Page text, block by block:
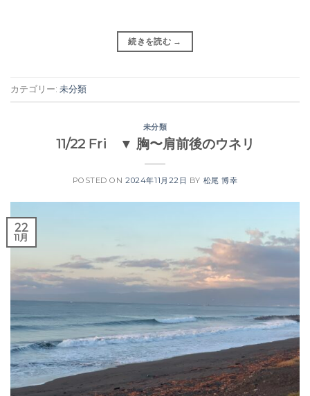
続きを読む →
カテゴリー: 未分類
未分類
11/22 Fri ▼ 胸〜肩前後のウネリ
POSTED ON2024年11月22日 BY 松尾 博幸
22
11月